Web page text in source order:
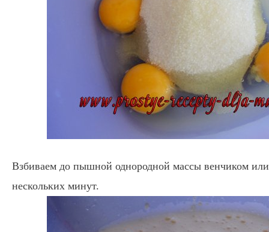
Взбиваем до пышной однородной массы венчиком
нескольких минут.